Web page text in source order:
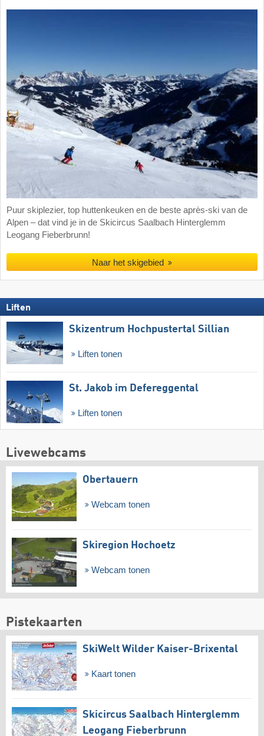
Puur skiplezier, top huttenkeuken en de beste après-ski van de
Alpen – dat vind je in de Skicircus Saalbach Hinterglemm
Leogang Fieberbrunn!
Naar het skigebied
Liften
Skizentrum Hochpustertal Sillian
Liften tonen
St. Jakob im Defereggental
Liften tonen
Livewebcams
Obertauern
Webcam tonen
Skiregion Hochoetz
Webcam tonen
Pistekaarten
SkiWelt Wilder Kaiser-Brixental
Kaart tonen
Skicircus Saalbach Hinterglemm
Leogang Fieberbrunn